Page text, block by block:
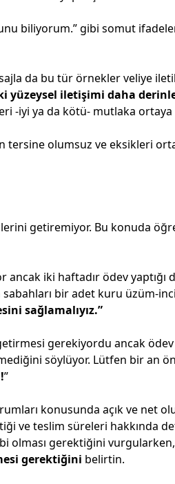
biliyorum.” gibi somut
da bu tür örnekler veliye
yüzeysel iletişimi daha
-iyi ya da kötü- mutlaka ortaya
tersine olumsuz ve eksikleri
getiremiyor. Bu konuda
ancak iki haftadır ödev yaptığı
bir adet kuru üzüm-
sağlamalıyız.”
gerekiyordu ancak
söylüyor. Lütfen bir an
”
konusunda açık ve net
ve teslim süreleri hakkında
olması gerektiğini vurgularken,
gerektiğini belirtin.